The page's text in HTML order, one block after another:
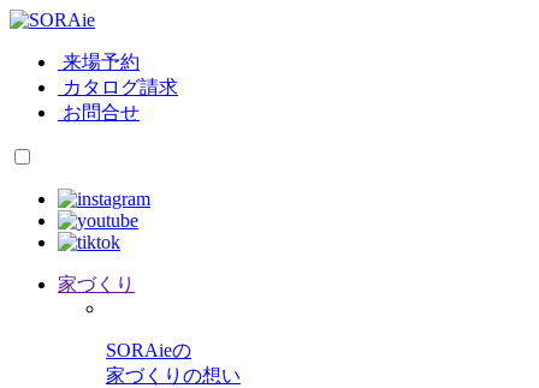
来場予約
カタログ請求
お問合せ
家づくり
SORAieの
家づくりの想い